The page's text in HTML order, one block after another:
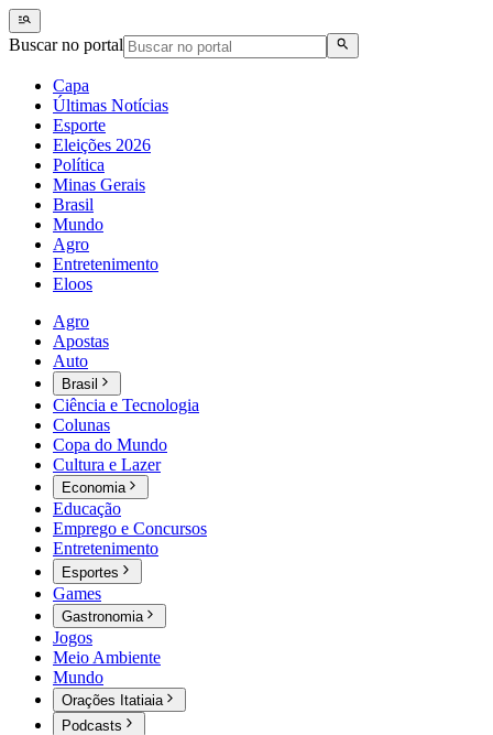
Buscar no portal
Capa
Últimas Notícias
Esporte
Eleições 2026
Política
Minas Gerais
Brasil
Mundo
Agro
Entretenimento
Eloos
Agro
Apostas
Auto
Brasil
Ciência e Tecnologia
Colunas
Copa do Mundo
Cultura e Lazer
Economia
Educação
Emprego e Concursos
Entretenimento
Esportes
Games
Gastronomia
Jogos
Meio Ambiente
Mundo
Orações Itatiaia
Podcasts